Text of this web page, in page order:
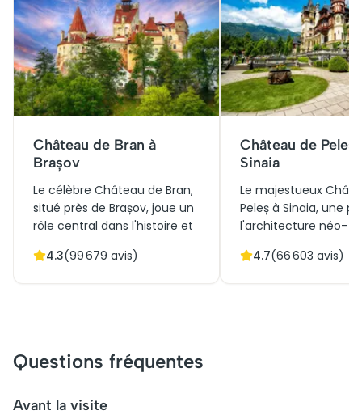
Château de Bran à
Brașov
Le célèbre Château de Bran,
situé près de Brașov, joue un
rôle central dans l'histoire et
Construit au XIVe siècle, ce
paysages spectaculaires.
Historiquement, il servait de
stratégique. Aujourd'hui, il
4.3(99 679 avis)
Château de Peleș
Sinaia
Le majestueux
Peleș à Sinaia, une
l'architecture néo-
la fin du XIXe siècle
4.7(66 603 avis)
Questions fréquentes
Avant la visite